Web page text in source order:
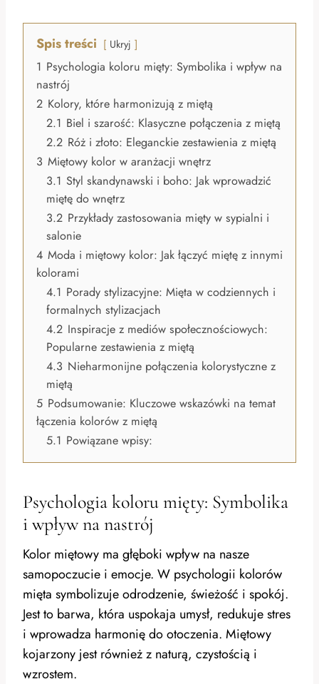
Spis treści Ukryj
1 Psychologia koloru mięty: Symbolika i wpływ na
nastrój
2 Kolory, które harmonizują z miętą
2.1 Biel i szarość: Klasyczne połączenia z miętą
2.2 Róż i złoto: Eleganckie zestawienia z miętą
3 Miętowy kolor w aranżacji wnętrz
3.1 Styl skandynawski i boho: Jak wprowadzić
miętę do wnętrz
3.2 Przykłady zastosowania mięty w sypialni i
salonie
4 Moda i miętowy kolor: Jak łączyć miętę z innymi
kolorami
4.1 Porady stylizacyjne: Mięta w codziennych i
formalnych stylizacjach
4.2 Inspiracje z mediów społecznościowych:
Popularne zestawienia z miętą
4.3 Nieharmonijne połączenia kolorystyczne z
miętą
5 Podsumowanie: Kluczowe wskazówki na temat
łączenia kolorów z miętą
5.1 Powiązane wpisy:
Psychologia koloru mięty: Symbolika
i wpływ na nastrój
Kolor miętowy ma głęboki wpływ na nasze
samopoczucie i emocje. W psychologii kolorów
mięta symbolizuje odrodzenie, świeżość i spokój.
Jest to barwa, która uspokaja umysł, redukuje stres
i wprowadza harmonię do otoczenia. Miętowy
kojarzony jest również z naturą, czystością i
wzrostem.